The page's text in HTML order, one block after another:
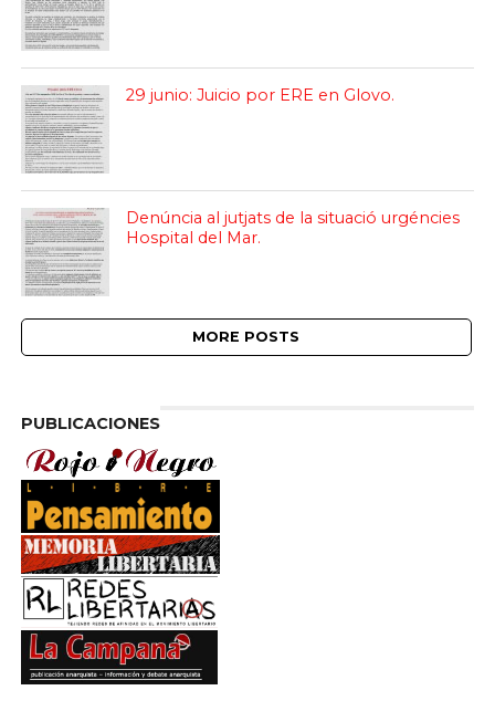
29 junio: Juicio por ERE en Glovo.
Denúncia al jutjats de la situació urgéncies
Hospital del Mar.
MORE POSTS
PUBLICACIONES